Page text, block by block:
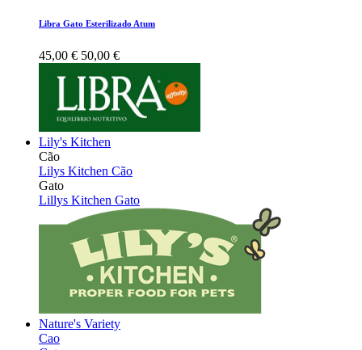
Libra Gato Esterilizado Atum
45,00 € 50,00 €
Lily's Kitchen
Cão
Lilys Kitchen Cão
Gato
Lillys Kitchen Gato
Nature's Variety
Cao